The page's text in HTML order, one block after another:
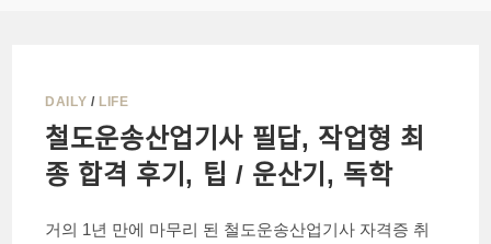
DAILY / LIFE
철도운송산업기사 필답, 작업형 최
종 합격 후기, 팁 / 운산기, 독학
거의 1년 만에 마무리 된 철도운송산업기사 자격증 취